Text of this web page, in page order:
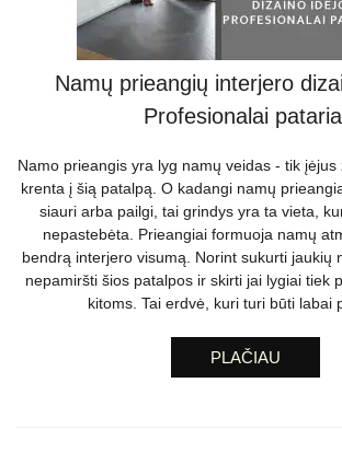
Namų prieangių interjero
Profesionalai
Namo prieangis yra lyg namų veidas - tik įėjus
krenta į šią patalpą. O kadangi namų
siauri arba pailgi, tai grindys yra ta vieta,
nepastebėta. Prieangiai formuoja namų
bendrą interjero visumą. Norint sukurti jaukių
nepamiršti šios patalpos ir skirti jai lygiai tiek
kitoms. Tai erdvė, kuri turi būti labai
PLAČIAU